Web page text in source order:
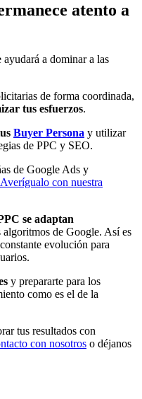
atento a
a dominar a las
de forma coordinada,
tus esfuerzos.
Buyer Persona y utilizar
de PPC y SEO.
de Google Ads y
Averígualo con nuestra
se adaptan
algoritmos de Google. Así es
evolución para
y prepararte para los
como es el de la
tus resultados con
con nosotros o déjanos